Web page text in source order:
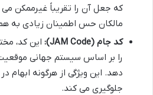
که جعل آن را تقریباً غیرممکن می
مالکان حس اطمینان زیادی به
کد جام (JAM Code):
این کد،
دهد. این ویژگی از هرگونه ابهام
جلوگیری می کند.